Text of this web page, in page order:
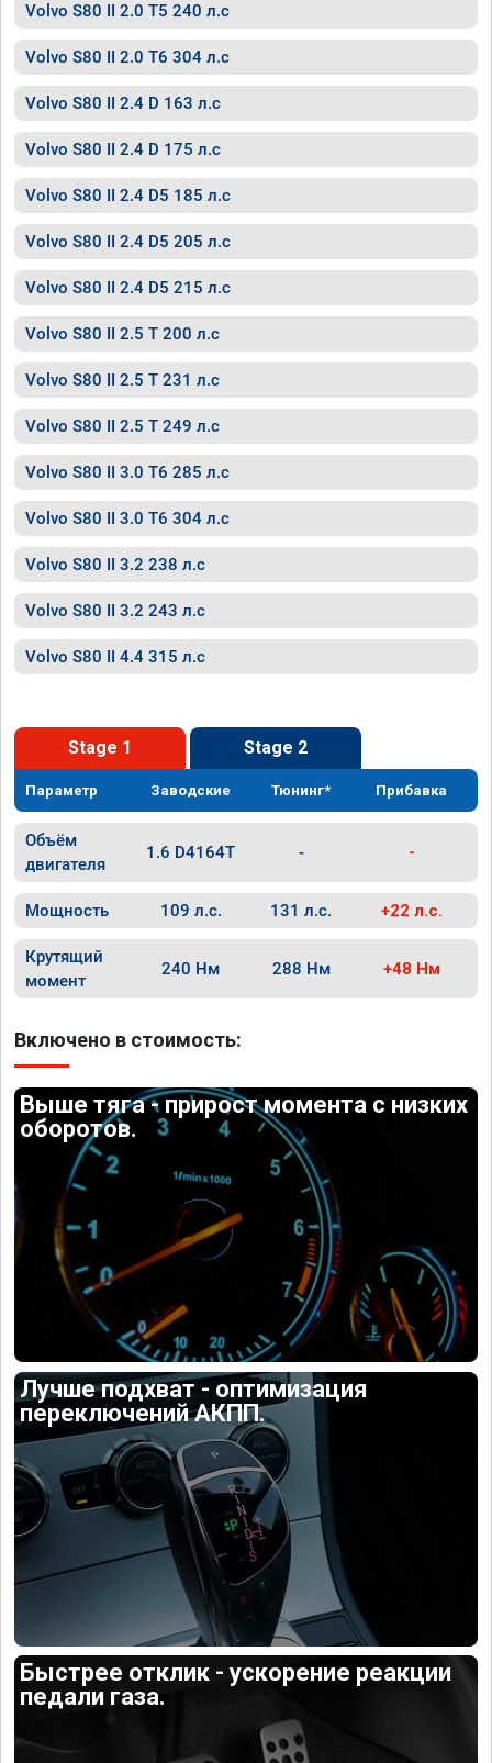
Volvo S80 II 2.0 T5 240 л.с
Volvo S80 II 2.0 T6 304 л.с
Volvo S80 II 2.4 D 163 л.с
Volvo S80 II 2.4 D 175 л.с
Volvo S80 II 2.4 D5 185 л.с
Volvo S80 II 2.4 D5 205 л.с
Volvo S80 II 2.4 D5 215 л.с
Volvo S80 II 2.5 T 200 л.с
Volvo S80 II 2.5 T 231 л.с
Volvo S80 II 2.5 T 249 л.с
Volvo S80 II 3.0 T6 285 л.с
Volvo S80 II 3.0 T6 304 л.с
Volvo S80 II 3.2 238 л.с
Volvo S80 II 3.2 243 л.с
Volvo S80 II 4.4 315 л.с
Stage 1 Stage 2
Параметр Заводские Тюнинг* Прибавка
Объём
двигателя
1.6 D4164T - -
Мощность 109 л.с. 131 л.с. +22 л.с.
Крутящий
момент
240 Нм 288 Нм +48 Нм
Включено в стоимость:
Выше тяга - прирост момента с низких
оборотов.
Лучше подхват - оптимизация
переключений АКПП.
Быстрее отклик - ускорение реакции
педали газа.